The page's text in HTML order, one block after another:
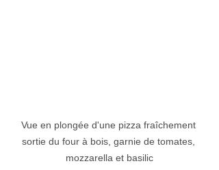
Vue en plongée d'une pizza fraîchement
sortie du four à bois, garnie de tomates,
mozzarella et basilic